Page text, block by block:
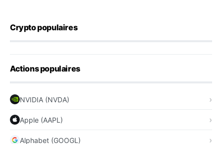
Crypto populaires
Actions populaires
NVIDIA (NVDA)
Apple (AAPL)
Alphabet (GOOGL)